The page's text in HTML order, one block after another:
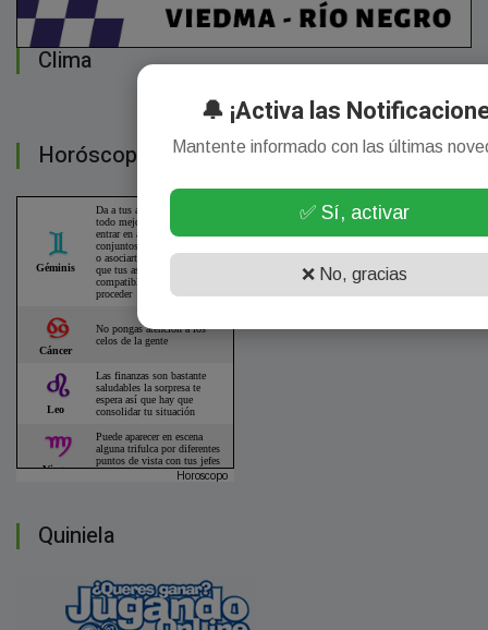
Clima
Horóscopo
Horoscopo
Quiniela
🔔 ¡Activa las
Mantente informado con las últimas
✅ Sí, activar
❌ No, gracias